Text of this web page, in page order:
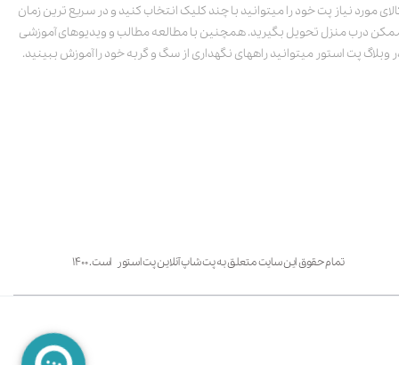
مورد نیاز پت خود را میتوانید با چند کلیک انتخاب کنید و در سریع ترین زمان
درب منزل تحویل بگیرید. همچنین با مطالعه مطالب و ویدیوهای آموزشی
وبلاگ پت استور میتوانید راههای نگهداری از سگ و گربه خود را آموزش ببینید.
تمام حقوق این سایت متعلق به پت شاپ آنلاین پت استور است. ۱۴۰۰